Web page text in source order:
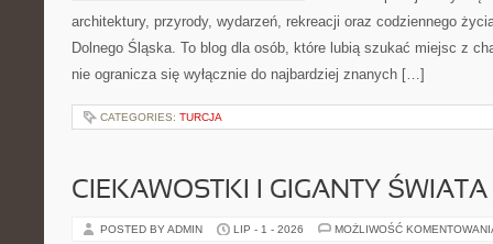
architektury, przyrody, wydarzeń, rekreacji oraz codziennego
Dolnego Śląska. To blog dla osób, które lubią szukać miejsc z
nie ogranicza się wyłącznie do najbardziej znanych […]
CATEGORIES: TURCJA
CIEKAWOSTKI I GIGANTY ŚWIATA
POSTED BY ADMIN LIP - 1 - 2026 MOŻLIWOŚĆ